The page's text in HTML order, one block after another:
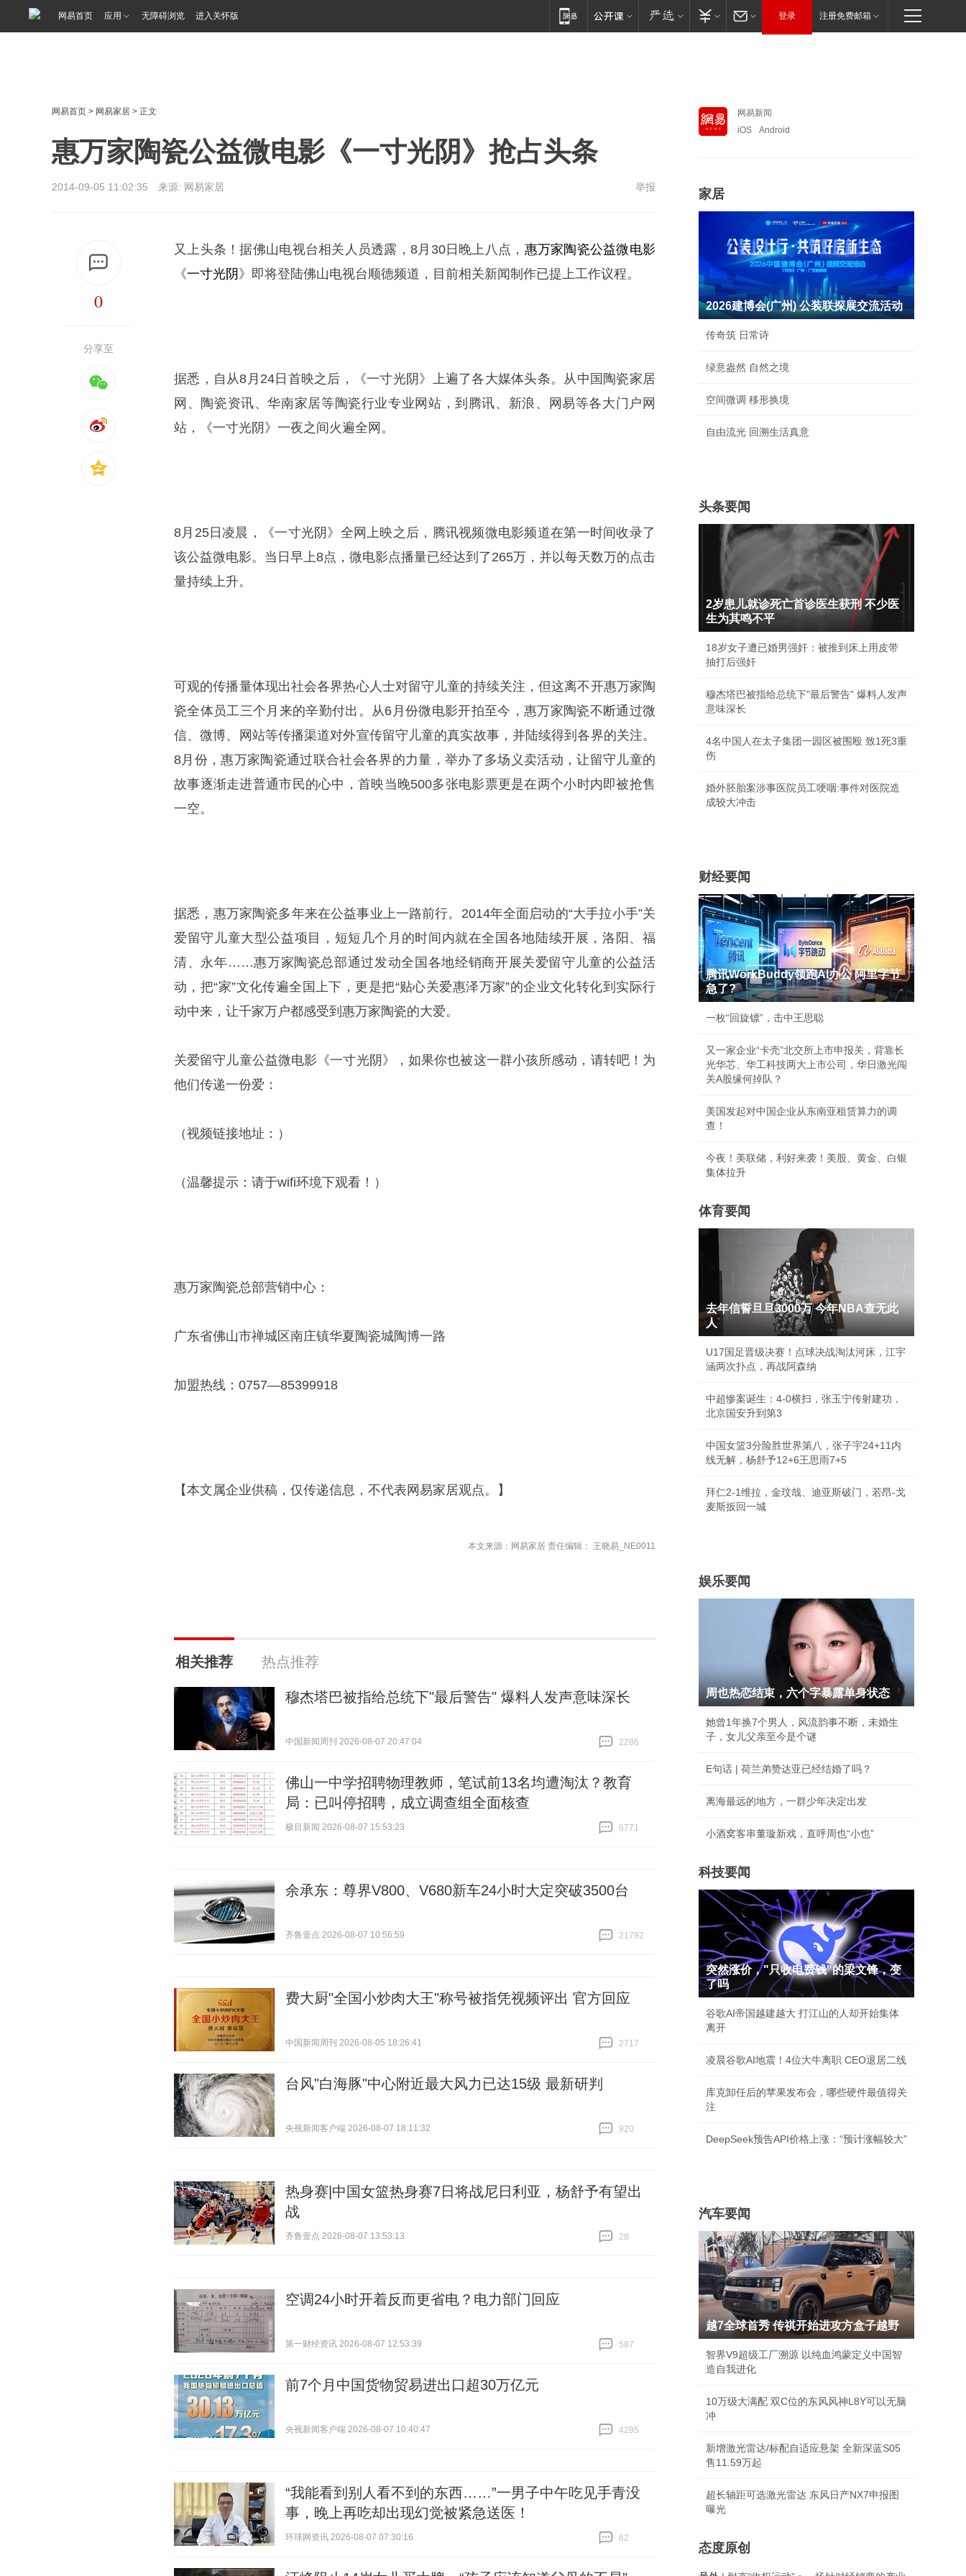
网易首页 应用 无障碍浏览 进入关怀版 登录 注册免费邮箱
网易首页 > 网易家居 > 正文
惠万家陶瓷公益微电影《一寸光阴》抢占头条
2014-09-05 11:02:35 来源: 网易家居 举报
0
分享至
又上头条！据佛山电视台相关人员透露，8月30日晚上八点， 惠万家陶瓷公益微电影
《一寸光阴 》即将登陆佛山电视台顺德频道，目前相关新闻制作已提上工作议程。
据悉，自从8月24日首映之后，《一寸光阴》上遍了各大媒体头条。从中国陶瓷家居
网、陶瓷资讯、华南家居等陶瓷行业专业网站，到腾讯、新浪、网易等各大门户网
站，《一寸光阴》一夜之间火遍全网。
8月25日凌晨，《一寸光阴》全网上映之后，腾讯视频微电影频道在第一时间收录了
该公益微电影。当日早上8点，微电影点播量已经达到了265万，并以每天数万的点击
量持续上升。
可观的传播量体现出社会各界热心人士对留守儿童的持续关注，但这离不开惠万家陶
瓷全体员工三个月来的辛勤付出。从6月份微电影开拍至今，惠万家陶瓷不断通过微
信、微博、网站等传播渠道对外宣传留守儿童的真实故事，并陆续得到各界的关注。
8月份，惠万家陶瓷通过联合社会各界的力量，举办了多场义卖活动，让留守儿童的
故事逐渐走进普通市民的心中，首映当晚500多张电影票更是在两个小时内即被抢售
一空。
据悉，惠万家陶瓷多年来在公益事业上一路前行。2014年全面启动的“大手拉小手”关
爱留守儿童大型公益项目，短短几个月的时间内就在全国各地陆续开展，洛阳、福
清、永年……惠万家陶瓷总部通过发动全国各地经销商开展关爱留守儿童的公益活
动，把“家”文化传遍全国上下，更是把“贴心关爱惠泽万家”的企业文化转化到实际行
动中来，让千家万户都感受到惠万家陶瓷的大爱。
关爱留守儿童公益微电影《一寸光阴》，如果你也被这一群小孩所感动，请转吧！为
他们传递一份爱：
（视频链接地址：）
（温馨提示：请于wifi环境下观看！）
惠万家陶瓷总部营销中心：
广东省佛山市禅城区南庄镇华夏陶瓷城陶博一路
加盟热线：0757—85399918
【本文属企业供稿，仅传递信息，不代表网易家居观点。】
本文来源：网易家居 责任编辑： 王晓易_NE0011
相关推荐 热点推荐
穆杰塔巴被指给总统下"最后警告" 爆料人发声意味深长
中国新闻周刊 2026-08-07 20:47:04
2286
佛山一中学招聘物理教师，笔试前13名均遭淘汰？教育
局：已叫停招聘，成立调查组全面核查
极目新闻 2026-08-07 15:53:23
6771
余承东：尊界V800、V680新车24小时大定突破3500台
齐鲁壹点 2026-08-07 10:56:59
21792
费大厨"全国小炒肉大王"称号被指凭视频评出 官方回应
中国新闻周刊 2026-08-05 18:26:41
2717
台风"白海豚"中心附近最大风力已达15级 最新研判
央视新闻客户端 2026-08-07 18:11:32
920
热身赛|中国女篮热身赛7日将战尼日利亚，杨舒予有望出
战
齐鲁壹点 2026-08-07 13:53:13
28
空调24小时开着反而更省电？电力部门回应
第一财经资讯 2026-08-07 12:53:39
587
前7个月中国货物贸易进出口超30万亿元
央视新闻客户端 2026-08-07 10:40:47
4295
“我能看到别人看不到的东西……”一男子中午吃见手青没
事，晚上再吃却出现幻觉被紧急送医！
环球网资讯 2026-08-07 07:30:16
62
网易新闻
iOS
Android
家居
2026建博会(广州) 公装联探展交流活动
传奇筑 日常诗
绿意盎然 自然之境
空间微调 移形换境
自由流光 回溯生活真意
头条要闻
2岁患儿就诊死亡首诊医生获刑 不少医
生为其鸣不平
18岁女子遭已婚男强奸：被推到床上用皮带
抽打后强奸
穆杰塔巴被指给总统下"最后警告" 爆料人发声
意味深长
4名中国人在太子集团一园区被围殴 致1死3重
伤
婚外胚胎案涉事医院员工哽咽:事件对医院造
成较大冲击
财经要闻
腾讯WorkBuddy领跑AI办公 阿里字节
急了?
一枚“回旋镖”，击中王思聪
又一家企业“卡壳”北交所上市申报关，背靠长
光华芯、华工科技两大上市公司，华日激光闯
关A股缘何掉队？
美国发起对中国企业从东南亚租赁算力的调
查！
今夜！美联储，利好来袭！美股、黄金、白银
集体拉升
体育要闻
去年信誓旦旦3000万 今年NBA查无此
人
U17国足晋级决赛！点球决战淘汰河床，江宇
涵两次扑点，再战阿森纳
中超惨案诞生：4-0横扫，张玉宁传射建功，
北京国安升到第3
中国女篮3分险胜世界第八，张子宇24+11内
线无解，杨舒予12+6王思雨7+5
拜仁2-1维拉，金玟哉、迪亚斯破门，若昂-戈
麦斯扳回一城
娱乐要闻
周也热恋结束，六个字暴露单身状态
她曾1年换7个男人，风流韵事不断，未婚生
子，女儿父亲至今是个谜
E句话 | 荷兰弟赞达亚已经结婚了吗？
离海最远的地方，一群少年决定出发
小酒窝客串董璇新戏，直呼周也“小也”
科技要闻
突然涨价，"只收电费钱"的梁文锋，变
了吗
谷歌AI帝国越建越大 打江山的人却开始集体
离开
凌晨谷歌AI地震！4位大牛离职 CEO退居二线
库克卸任后的苹果发布会，哪些硬件最值得关
注
DeepSeek预告API价格上涨：“预计涨幅较大”
汽车要闻
越7全球首秀 传祺开始进攻方盒子越野
智界V9超级工厂溯源 以纯血鸿蒙定义中国智
造自我进化
10万级大满配 双C位的东风风神L8Y可以无脑
冲
新增激光雷达/标配自适应悬架 全新深蓝S05
售11.59万起
超长轴距可选激光雷达 东风日产NX7申报图
曝光
态度原创